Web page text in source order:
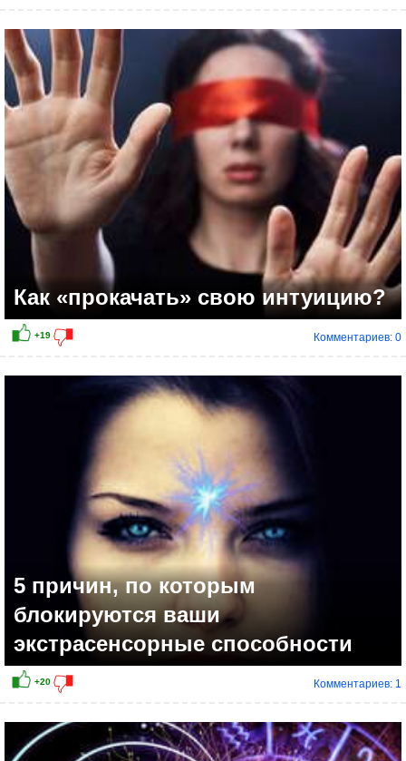
Как «прокачать» свою интуицию?
Комментариев: 0
5 причин, по которым
блокируются ваши
экстрасенсорные способности
Комментариев: 1